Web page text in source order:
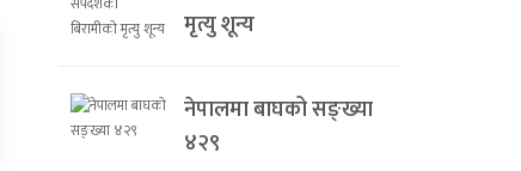
मृत्यु शून्य
नेपालमा बाघको सङ्ख्या
४२९